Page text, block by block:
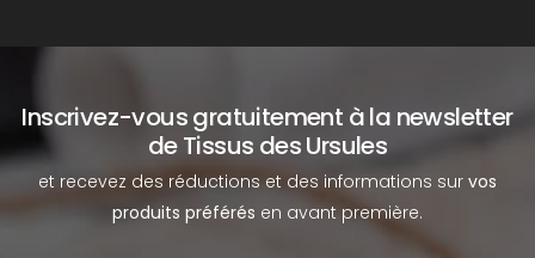
Inscrivez-vous gratuitement à la newsletter
de Tissus des Ursules
et recevez des réductions et des informations sur vos
produits préférés en avant première.